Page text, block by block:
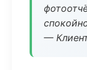
—